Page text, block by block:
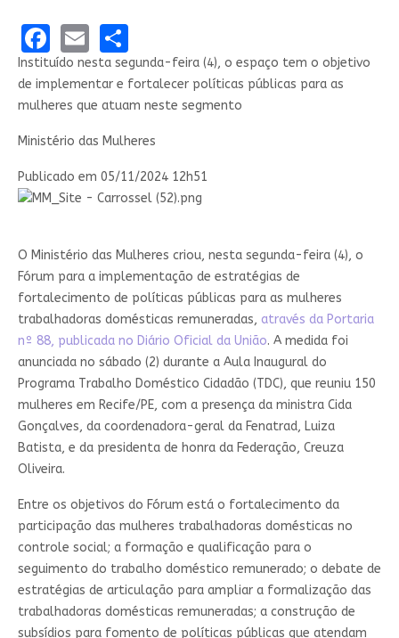
Facebook
EmailShare
Instituído nesta segunda-feira (4), o espaço tem o objetivo
de implementar e fortalecer políticas públicas para as
mulheres que atuam neste segmento
Ministério das Mulheres
Publicado em 05/11/2024 12h51
O Ministério das Mulheres criou, nesta segunda-feira (4), o
Fórum para a implementação de estratégias de
fortalecimento de políticas públicas para as mulheres
trabalhadoras domésticas remuneradas, através da Portaria
nº 88, publicada no Diário Oficial da União. A medida foi
anunciada no sábado (2) durante a Aula Inaugural do
Programa Trabalho Doméstico Cidadão (TDC), que reuniu 150
mulheres em Recife/PE, com a presença da ministra Cida
Gonçalves, da coordenadora-geral da Fenatrad, Luiza
Batista, e da presidenta de honra da Federação, Creuza
Oliveira.
Entre os objetivos do Fórum está o fortalecimento da
participação das mulheres trabalhadoras domésticas no
controle social; a formação e qualificação para o
seguimento do trabalho doméstico remunerado; o debate de
estratégias de articulação para ampliar a formalização das
trabalhadoras domésticas remuneradas; a construção de
subsídios para fomento de políticas públicas que atendam